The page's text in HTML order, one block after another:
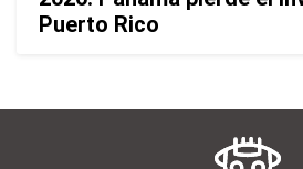
Puerto Rico